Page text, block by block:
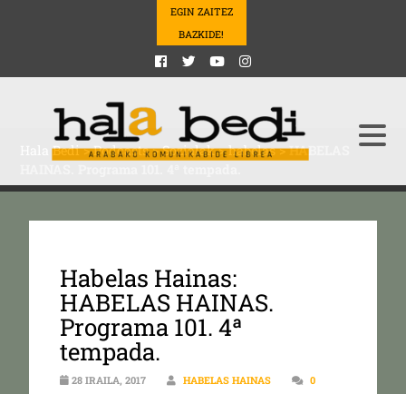
EGIN ZAITEZ
BAZKIDE!
Hala Bedi>Podcasts>Sozialak>habelas>HABELAS
Habelas Hainas:
HABELAS HAINAS.
Programa 101. 4ª
tempada.
28 IRAILA, 2017 HABELAS HAINAS 0